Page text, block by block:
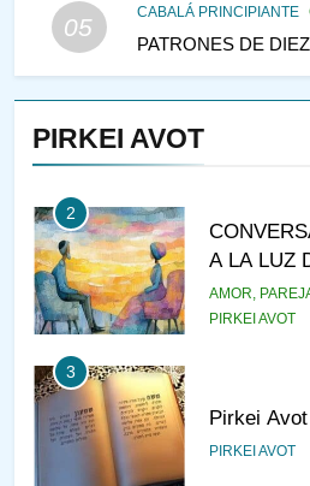
05
CABALÁ PRINCIPIANTE
PATRONES DE
PIRKEI AVOT
1
RAZI
2
A LA LUZ
AMOR,
PIRKEI AVOT
3
Pirkei
PIRKEI AVOT